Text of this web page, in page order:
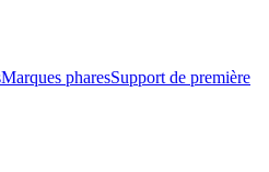
Marques pharesSupport de première